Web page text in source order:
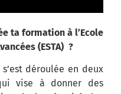
ta formation à l’Ecole
(ESTA) ?
déroulée en deux
vise à donner des